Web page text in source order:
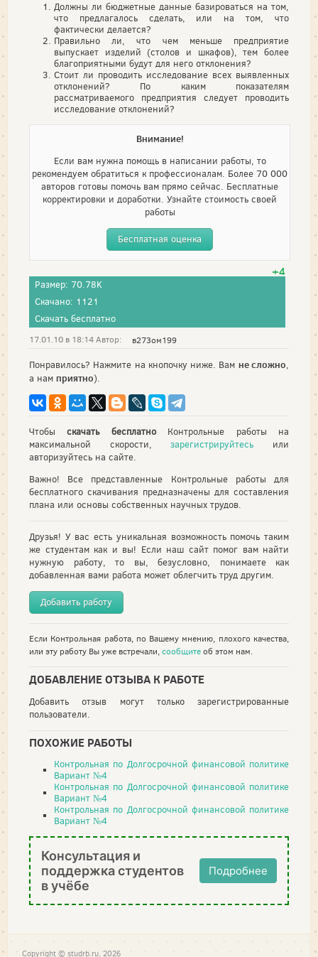
Должны ли бюджетные данные базироваться на том,
что предлагалось сделать, или на том, что
фактически делается?
Правильно ли, что чем меньше предприятие
выпускает изделий (столов и шкафов), тем более
благоприятными будут для него отклонения?
Стоит ли проводить исследование всех выявленных
отклонений? По каким показателям
рассматриваемого предприятия следует проводить
исследование отклонений?
Внимание!
Если вам нужна помощь в написании работы, то
рекомендуем обратиться к профессионалам. Более 70 000
авторов готовы помочь вам прямо сейчас. Бесплатные
корректировки и доработки. Узнайте стоимость своей
работы
Бесплатная оценка
+4
Размер: 70.78K
Скачано: 1121
Скачать бесплатно
17.01.10 в 18:14 Автор: в273ом199
Понравилось? Нажмите на кнопочку ниже. Вам не сложно,
а нам приятно).
Чтобыскачать бесплатноКонтрольные работы на
максимальной скорости,зарегистрируйтесь или
авторизуйтесь на сайте.
Важно! Все представленные Контрольные работы для
бесплатного скачивания предназначены для составления
плана или основы собственных научных трудов.
Друзья! У вас есть уникальная возможность помочь таким
же студентам как и вы! Если наш сайт помог вам найти
нужную работу, то вы, безусловно, понимаете как
добавленная вами работа может облегчить труд другим.
Добавить работу
Если Контрольная работа, по Вашему мнению, плохого качества,
или эту работу Вы уже встречали,сообщитеоб этом нам.
ДОБАВЛЕНИЕ ОТЗЫВА К РАБОТЕ
Добавить отзыв могут только зарегистрированные
пользователи.
ПОХОЖИЕ РАБОТЫ
Контрольная по Долгосрочной финансовой политике
Вариант №4
Контрольная по Долгосрочной финансовой политике
Вариант №4
Контрольная по Долгосрочной финансовой политике
Вариант №4
Консультация и
поддержка студентов
в учёбе
Подробнее
Copyright © studrb.ru, 2026